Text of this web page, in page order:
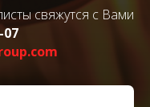
свяжутся с Вами
07